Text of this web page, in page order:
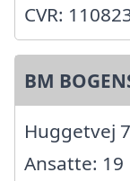
CVR:
BM
Huggetvej
Ansatte: 19